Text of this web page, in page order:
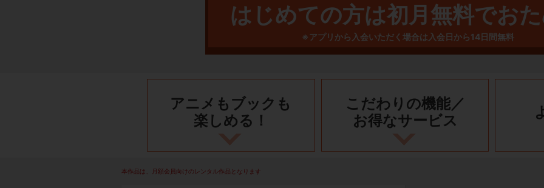
はじめての方は初月無料でお
※アプリから入会いただく場合は入会日から14日間無料
アニメもブックも
楽しめる！
こだわりの機能／
お得なサービス
本作品は、月額会員向けのレンタル作品となります